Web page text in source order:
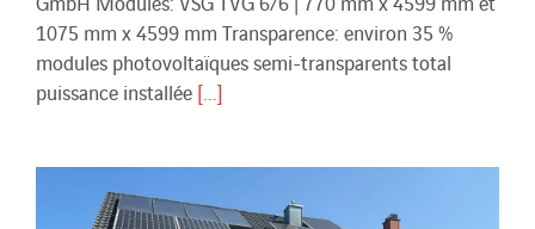
1075 mm x 4599 mm Transparence: environ 35 %
modules photovoltaïques semi-transparents total
puissance installée [...]